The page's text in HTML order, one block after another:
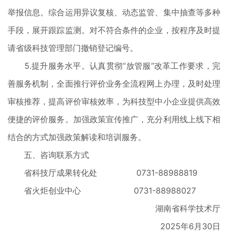
举报信息。综合运用异议复核、动态监管、集中抽查等多种
手段，展开跟踪监测。对不符合条件的企业，按程序及时提
请省级科技管理部门撤销登记编号。
5.提升服务水平。认真贯彻“放管服”改革工作要求，完
善服务机制，全面推行评价业务全流程网上办理，及时处理
审核推荐，提高评价审核效率，为科技型中小企业提供高效
便捷的评价服务。加强政策宣传推广，充分利用线上线下相
结合的方式加强政策解读和培训服务。
五、咨询联系方式
省科技厅成果转化处 0731-88988819
省火炬创业中心 0731-88988027
湖南省科学技术厅
2025年6月30日